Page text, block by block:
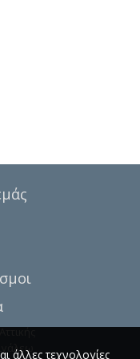
άλλες τεχνολογίες